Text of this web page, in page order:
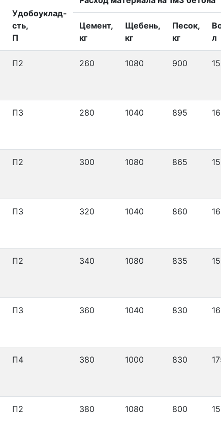
Удобоуклад-
сть,
П
Цемент,
кг
Щебень,
кг
Песок,
кг
л
П2 260 1080 900
П3 280 1040 895
П2 300 1080 865
П3 320 1040 860
П2 340 1080 835
П3 360 1040 830
П4 380 1000 830
П2 380 1080 800